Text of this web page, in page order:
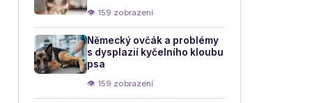
👁 159 zobrazení
Německý ovčák a problémy
s dysplazií kyčelního kloubu
psa
👁 159 zobrazení